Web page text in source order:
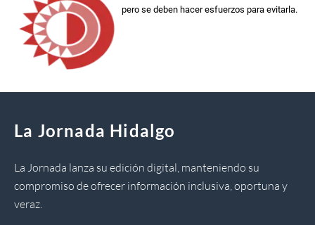
pero se deben hacer esfuerzos para evitarla.
La Jornada Hidalgo
La Jornada lanza su edición digital, manteniendo su
compromiso de ofrecer información inclusiva, oportuna y
veraz.